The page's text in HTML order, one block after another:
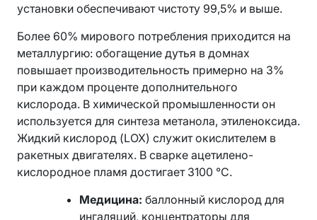
установки обеспечивают чистоту 99,5% и выше.
Более 60% мирового потребления приходится на
металлургию: обогащение дутья в домнах
повышает производительность примерно на 3%
при каждом проценте дополнительного
кислорода. В химической промышленности он
используется для синтеза метанола, этиленоксида.
Жидкий кислород (LOX) служит окислителем в
ракетных двигателях. В сварке ацетилено-
кислородное пламя достигает 3100 °C.
Медицина: баллонный кислород для
ингаляций, концентраторы для